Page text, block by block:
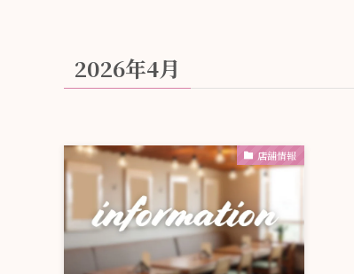
2026年4月
店舗情報